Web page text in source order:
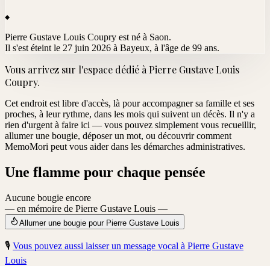
Pierre Gustave Louis Coupry est né à Saon.
Il s'est éteint le 27 juin 2026 à Bayeux, à l'âge de 99 ans.
Vous arrivez sur l'espace dédié à Pierre Gustave Louis
Coupry.
Cet endroit est libre d'accès, là pour accompagner sa famille et ses
proches, à leur rythme, dans les mois qui suivent un décès. Il n'y a
rien d'urgent à faire ici — vous pouvez simplement vous recueillir,
allumer une bougie, déposer un mot, ou découvrir comment
MemoMori peut vous aider dans les démarches administratives.
Une flamme pour chaque pensée
Aucune bougie encore
— en mémoire de Pierre Gustave Louis —
Allumer une bougie pour Pierre Gustave Louis
🎙️ Vous pouvez aussi laisser un message vocal à Pierre Gustave
Louis